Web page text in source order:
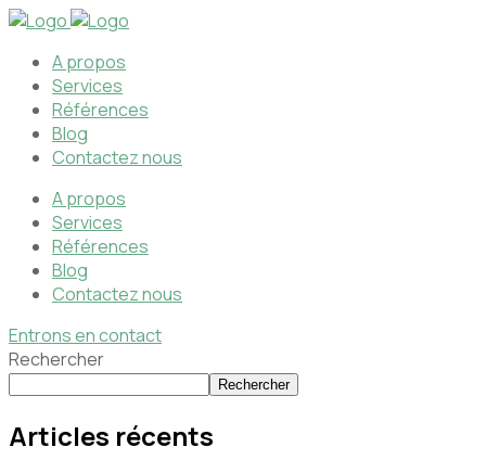
A propos
Services
Références
Blog
Contactez nous
A propos
Services
Références
Blog
Contactez nous
Entrons en contact
Rechercher
Rechercher
Articles récents